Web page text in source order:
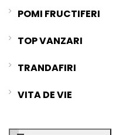
POMI FRUCTIFERI
TOP VANZARI
TRANDAFIRI
VITA DE VIE